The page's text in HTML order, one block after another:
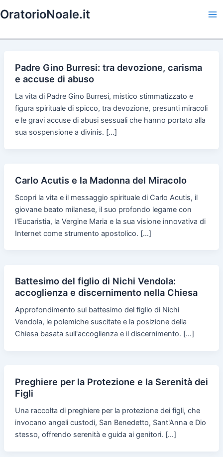
to
OratorioNoale.it
Padre Gino Burresi: tra devozione, carisma
e accuse di abuso
La vita di Padre Gino Burresi, mistico stimmatizzato e
figura spirituale di spicco, tra devozione, presunti miracoli
e le gravi accuse di abusi sessuali che hanno portato alla
sua sospensione a divinis. […]
Carlo Acutis e la Madonna del Miracolo
Scopri la vita e il messaggio spirituale di Carlo Acutis, il
giovane beato milanese, il suo profondo legame con
l'Eucaristia, la Vergine Maria e la sua visione innovativa di
Internet come strumento apostolico. […]
Battesimo del figlio di Nichi Vendola:
accoglienza e discernimento nella Chiesa
Approfondimento sul battesimo del figlio di Nichi
Vendola, le polemiche suscitate e la posizione della
Chiesa basata sull'accoglienza e il discernimento. […]
Preghiere per la Protezione e la Serenità dei
Figli
Una raccolta di preghiere per la protezione dei figli, che
invocano angeli custodi, San Benedetto, Sant'Anna e Dio
stesso, offrendo serenità e guida ai genitori. […]